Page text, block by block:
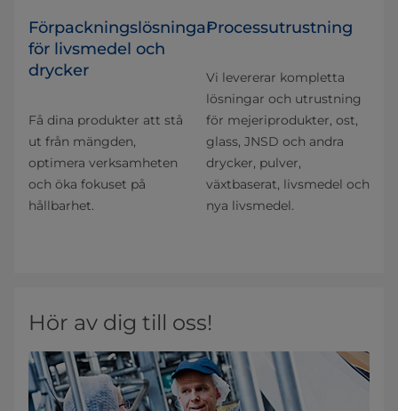
Förpackningslösningar
för livsmedel och
drycker
Få dina produkter att stå
ut från mängden,
optimera verksamheten
och öka fokuset på
hållbarhet.
Processutrustning
Vi levererar kompletta
lösningar och utrustning
för mejeriprodukter, ost,
glass, JNSD och andra
drycker, pulver,
växtbaserat, livsmedel och
nya livsmedel.
Hör av dig till oss!